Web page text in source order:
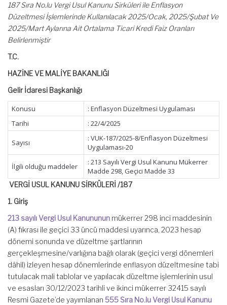
187 Sıra No.lu Vergi Usul Kanunu Sirküleri ile Enflasyon
Düzeltmesi İşlemlerinde Kullanılacak 2025/Ocak, 2025/Şubat Ve
2025/Mart Aylarına Ait Ortalama Ticari Kredi Faiz Oranları
Belirlenmiştir
T.C.
HAZİNE VE MALİYE BAKANLIĞI
Gelir İdaresi Başkanlığı
Konusu
: Enflasyon Düzeltmesi Uygulaması
Tarihi
: 22/4/2025
Sayısı
: VUK-187/2025-8/Enflasyon Düzeltmesi
Uygulaması-20
İlgili olduğu maddeler
: 213 Sayılı Vergi Usul Kanunu Mükerrer
Madde 298, Geçici Madde 33
VERGİ USUL KANUNU SİRKÜLERİ /187
1. Giriş
213 sayılı Vergi Usul Kanununun mükerrer 298 inci maddesinin
(A) fıkrası ile geçici 33 üncü maddesi uyarınca, 2023 hesap
dönemi sonunda ve düzeltme şartlarının
gerçekleşmesine/varlığına bağlı olarak (geçici vergi dönemleri
dâhil) izleyen hesap dönemlerinde enflasyon düzeltmesine tabi
tutulacak mali tablolar ve yapılacak düzeltme işlemlerinin usul
ve esasları 30/12/2023 tarihli ve ikinci mükerrer 32415 sayılı
Resmi Gazete’de yayımlanan 555 Sıra No.lu Vergi Usul Kanunu